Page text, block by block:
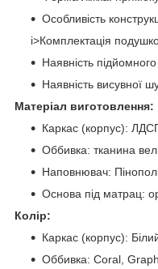
Особливість
i>Комплектація
Наявність
Наявність висувної
Матеріал виготовлення:
Каркас (корпус):
Оббивка: тканина
Наповнювач:
Основа під матрац:
Колір:
Каркас (корпус):
Оббивка: Coral,